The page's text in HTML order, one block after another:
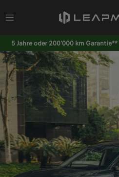
5 Jahre oder 200'000 km